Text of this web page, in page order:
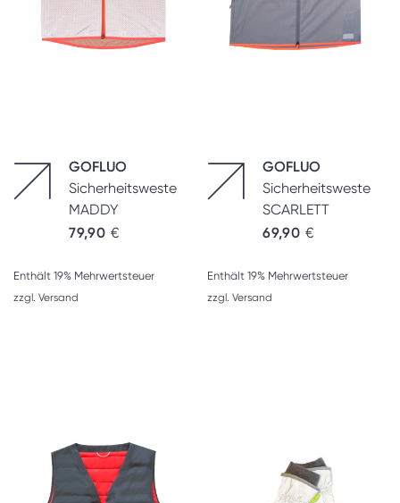
GOFLUO
Sicherheitsweste
MADDY
79,90 €
Enthält 19% Mehrwertsteuer
zzgl. Versand
GOFLUO
Sicherheitsweste
SCARLETT
69,90 €
Enthält 19% Mehrwertsteuer
zzgl. Versand